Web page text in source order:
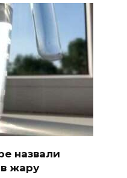
назвали
жару